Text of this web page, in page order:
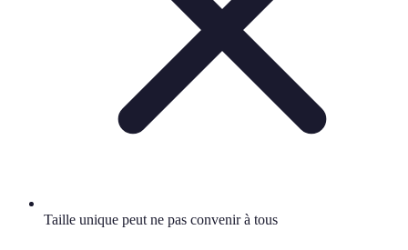
Taille unique peut ne pas convenir à tous